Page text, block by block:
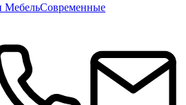
Современные